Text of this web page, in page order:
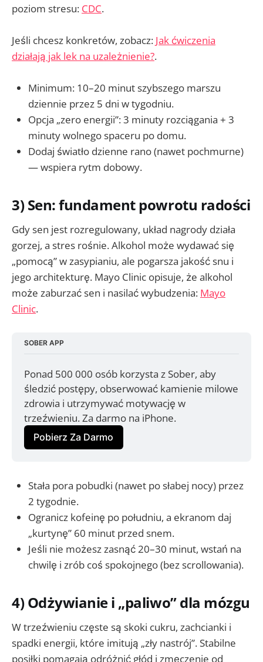
poziom stresu: CDC.
Jeśli chcesz konkretów, zobacz: Jak ćwiczenia
działają jak lek na uzależnienie?.
Minimum: 10–20 minut szybszego marszu
dziennie przez 5 dni w tygodniu.
Opcja „zero energii”: 3 minuty rozciągania + 3
minuty wolnego spaceru po domu.
Dodaj światło dzienne rano (nawet pochmurne)
— wspiera rytm dobowy.
3) Sen: fundament powrotu radości
Gdy sen jest rozregulowany, układ nagrody działa
gorzej, a stres rośnie. Alkohol może wydawać się
„pomocą” w zasypianiu, ale pogarsza jakość snu i
jego architekturę. Mayo Clinic opisuje, że alkohol
może zaburzać sen i nasilać wybudzenia: Mayo
Clinic.
SOBER APP
Ponad 500 000 osób korzysta z Sober, aby
śledzić postępy, obserwować kamienie milowe
zdrowia i utrzymywać motywację w
trzeźwieniu. Za darmo na iPhone.
Pobierz Za Darmo
Stała pora pobudki (nawet po słabej nocy) przez
2 tygodnie.
Ogranicz kofeinę po południu, a ekranom daj
„kurtynę” 60 minut przed snem.
Jeśli nie możesz zasnąć 20–30 minut, wstań na
chwilę i zrób coś spokojnego (bez scrollowania).
4) Odżywianie i „paliwo” dla mózgu
W trzeźwieniu częste są skoki cukru, zachcianki i
spadki energii, które imitują „zły nastrój”. Stabilne
posiłki pomagają odróżnić głód i zmęczenie od